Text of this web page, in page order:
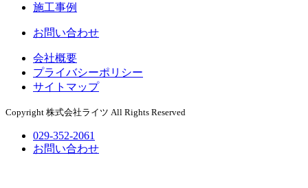
施工事例
お問い合わせ
会社概要
プライバシーポリシー
サイトマップ
Copyright 株式会社ライツ All Rights Reserved
029-352-2061
お問い合わせ